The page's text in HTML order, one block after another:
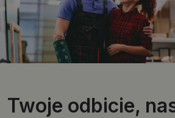
Twoje odbicie,